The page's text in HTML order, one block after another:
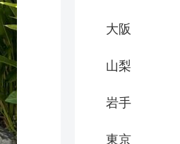
大阪
山梨
岩手
東京